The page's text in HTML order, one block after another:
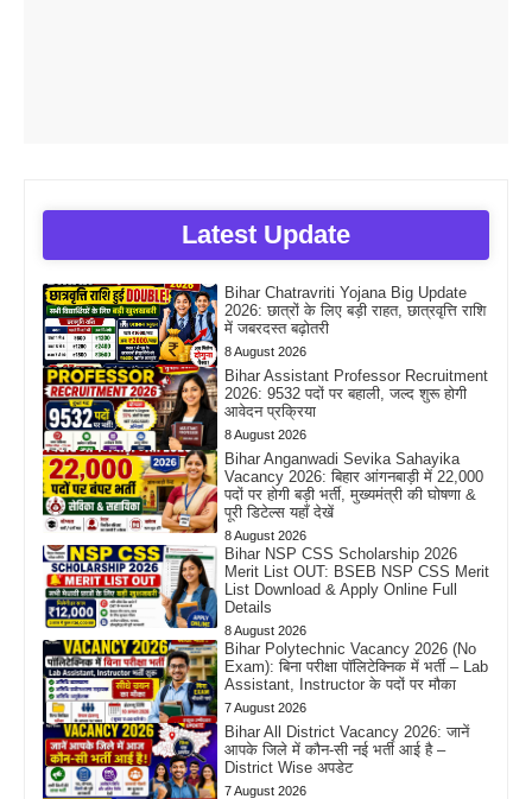
Latest Update
Bihar Chatravriti Yojana Big Update
2026: छात्रों के लिए बड़ी राहत, छात्रवृत्ति राशि
में जबरदस्त बढ़ोतरी
8 August 2026
Bihar Assistant Professor Recruitment
2026: 9532 पदों पर बहाली, जल्द शुरू होगी
आवेदन प्रक्रिया
8 August 2026
Bihar Anganwadi Sevika Sahayika
Vacancy 2026: बिहार आंगनबाड़ी में 22,000
पदों पर होगी बड़ी भर्ती, मुख्यमंत्री की घोषणा &
पूरी डिटेल्स यहाँ देखें
8 August 2026
Bihar NSP CSS Scholarship 2026
Merit List OUT: BSEB NSP CSS Merit
List Download & Apply Online Full
Details
8 August 2026
Bihar Polytechnic Vacancy 2026 (No
Exam): बिना परीक्षा पॉलिटेक्निक में भर्ती – Lab
Assistant, Instructor के पदों पर मौका
7 August 2026
Bihar All District Vacancy 2026: जानें
आपके जिले में कौन-सी नई भर्ती आई है –
District Wise अपडेट
7 August 2026